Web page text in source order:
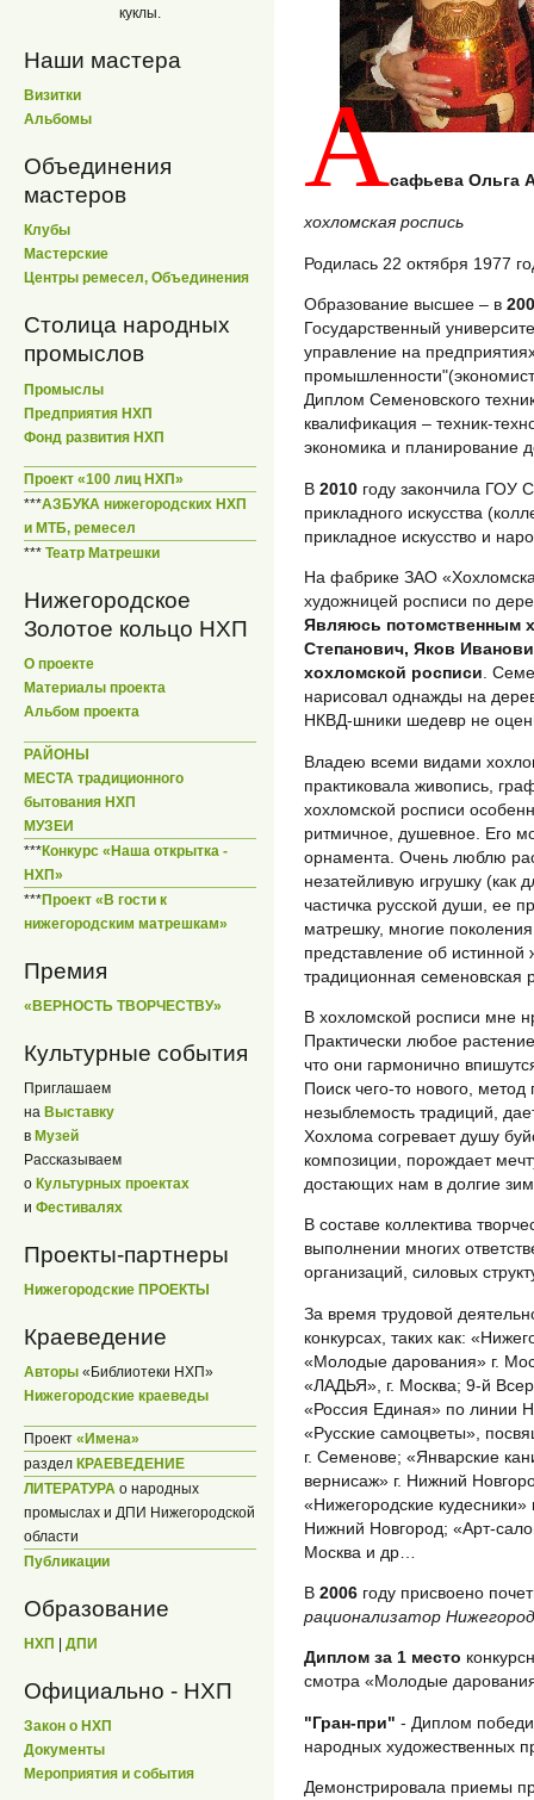
куклы.
Наши мастера
Визитки
Альбомы
Объединения
мастеров
Клубы
Мастерские
Центры ремесел, Объединения
Столица народных
промыслов
Промыслы
Предприятия НХП
Фонд развития НХП
Проект «100 лиц НХП»
***АЗБУКА нижегородских НХП
и МТБ, ремесел
*** Театр Матрешки
Нижегородское
Золотое кольцо НХП
О проекте
Материалы проекта
Альбом проекта
РАЙОНЫ
МЕСТА традиционного
бытования НХП
МУЗЕИ
***Конкурс «Наша открытка -
НХП»
***Проект «В гости к
нижегородским матрешкам»
Премия
«ВЕРНОСТЬ ТВОРЧЕСТВУ»
Культурные события
Приглашаем
на Выставку
в Музей
Рассказываем
о Культурных проектах
и Фестивалях
Проекты-партнеры
Нижегородские ПРОЕКТЫ
Краеведение
Авторы «Библиотеки НХП»
Нижегородские краеведы
Проект «Имена»
раздел КРАЕВЕДЕНИЕ
ЛИТЕРАТУРА о народных
промыслах и ДПИ Нижегородской
области
Публикации
Образование
НХП | ДПИ
Официально - НХП
Закон о НХП
Документы
Мероприятия и события
Асафьева Ольга
хохломская роспись
Родилась 22 октября 1977
Образование высшее – в
Государственный
управление на
Диплом Семеновского
квалификация – техник-
экономика и планирование
В 2010 году закончила ГОУ
прикладного искусства
прикладное искусство и
На фабрике ЗАО
художницей росписи по
Являюсь потомственным
Степанович, Яков
хохломской росписи .
нарисовал однажды на
НКВД-шники шедевр не
Владею всеми видами
практиковала живопись,
хохломской росписи
ритмичное, душевное. Его
орнамента. Очень люблю
незатейливую игрушку (как
частичка русской души, ее
матрешку, многие
представление об
традиционная семеновская
В хохломской росписи мне
Практически любое
что они гармонично
Поиск чего-то нового,
незыблемость традиций,
Хохлома согревает душу
композиции, порождает
достающих нам в долгие
В составе коллектива
выполнении многих
организаций, силовых
За время трудовой
конкурсах, таких как:
«Молодые дарования» г.
«ЛАДЬЯ», г. Москва; 9-й
«Россия Единая» по линии
«Русские самоцветы»,
г. Семенове; «Январские
вернисаж» г. Нижний
«Нижегородские
Нижний Новгород; «Арт-
Москва и др…
В 2006 году присвоено
рационализатор
Диплом за 1 место
смотра «Молодые
"Гран-при" - Диплом
народных художественных
Демонстрировала приемы